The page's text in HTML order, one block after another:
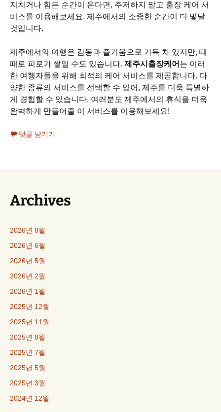
지치거나 힘든 순간이 온다면, 주저하지 말고 출장 케어 서
비스를 이용해보세요. 제주에서의 소중한 순간이 더 빛날
것입니다.
제주에서의 여행은 감동과 즐거움으로 가득 차 있지만, 때
때로 피로가 쌓일 수도 있습니다. 제주시출장케어 는 이러
한 여행자들을 위해 최적의 케어 서비스를 제공합니다. 다
양한 종류의 서비스를 선택할 수 있어, 제주를 더욱 특별하
게 경험할 수 있습니다. 여러분도 제주에서의 휴식을 더욱
완벽하게 만들어줄 이 서비스를 이용해보세요!
댓글 남기기
Archives
2026년 8월
2026년 6월
2026년 5월
2026년 2월
2026년 1월
2025년 12월
2025년 11월
2025년 8월
2025년 7월
2025년 5월
2025년 3월
2024년 12월